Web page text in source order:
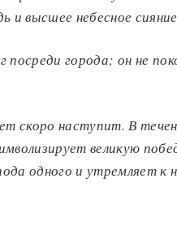
и высшее небесное сияние
посреди города; он не
скоро наступит. В
великую
одного и утремляет к